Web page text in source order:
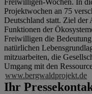
Freiwilligen-Wochen. In
Projektwochen an 75
Deutschland statt. Ziel der
Funktionen der
Freiwilligen die
natürlichen
mitzuarbeiten, die
Umgang mit den
www.bergwaldprojekt.de
Ihr